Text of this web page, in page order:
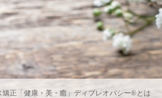
矯正「健康・美・癒」ディプレオパシー®とは